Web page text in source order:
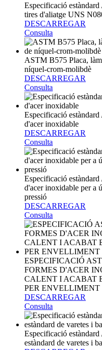
Especificació
tires d'aliatge UNS
DESCARREGAR
Consulta
ASTM B575 Placa,
níquel-crom-molibdè
DESCARREGAR
Consulta
Especificació
d'acer inoxidable
DESCARREGAR
Consulta
Especificació
d'acer inoxidable per a
pressió
DESCARREGAR
Consulta
ESPECIFICACIÓ
FORMES D'ACER
CALENT I ACABAT
PER ENVELLIMENT
DESCARREGAR
Consulta
Especificació
estàndard de varetes i